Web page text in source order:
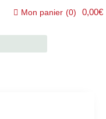
Mon panier (0) 0,00€